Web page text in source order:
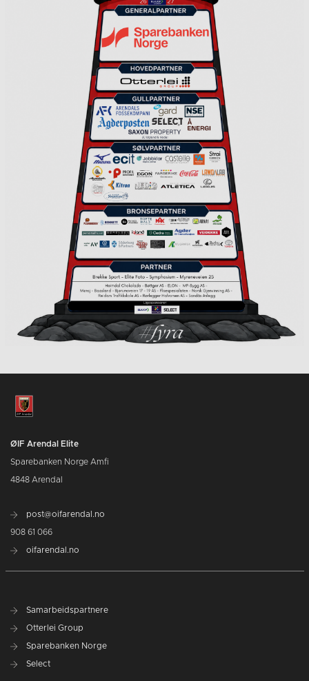
ØIF Arendal Elite
Sparebanken Norge Amfi
4848 Arendal
post@oifarendal.no
908 61 066
oifarendal.no
Samarbeidspartnere
Otterlei Group
Sparebanken Norge
Select